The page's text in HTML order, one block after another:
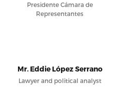
Presidente Cámara de
Representantes
Mr. Eddie López Serrano
Lawyer and political analyst